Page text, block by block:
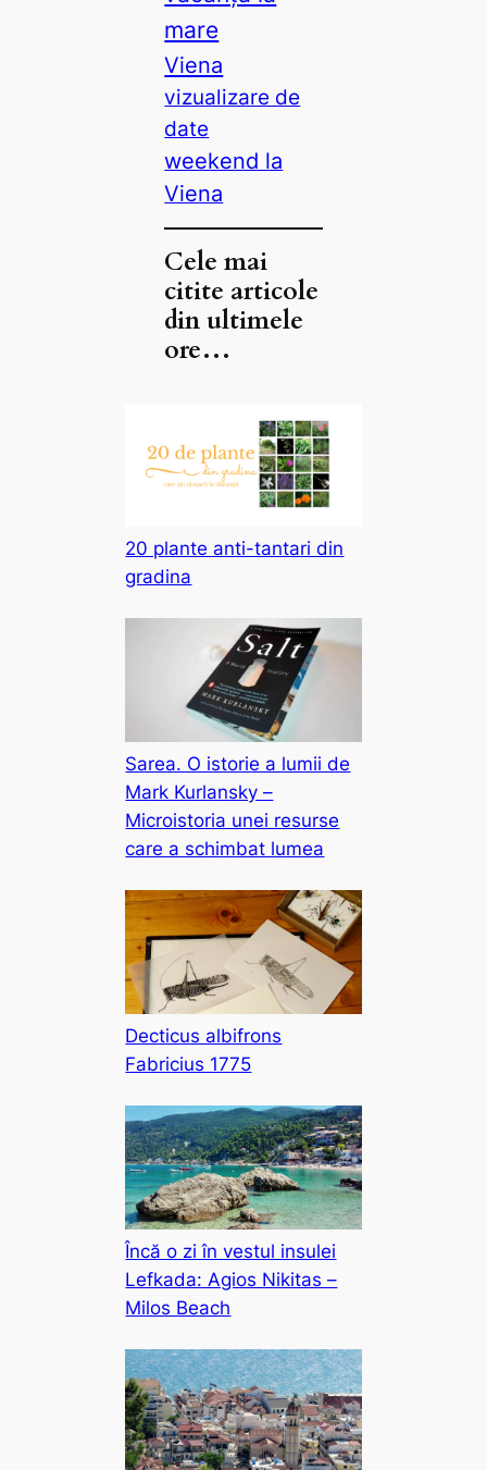
mare
Viena
vizualizare de
date
weekend la
Viena
Cele mai
citite articole
din ultimele
ore…
20 plante anti-tantari din
gradina
Sarea. O istorie a lumii de
Mark Kurlansky –
Microistoria unei resurse
care a schimbat lumea
Decticus albifrons
Fabricius 1775
Încă o zi în vestul insulei
Lefkada: Agios Nikitas –
Milos Beach